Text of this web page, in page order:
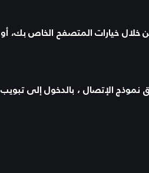
خلال خيارات المتصفح الخاص بك، أو
نموذج الإتصال ، بالدخول إلى تبويب